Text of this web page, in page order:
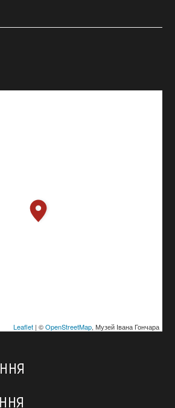
Leaflet| ©OpenStreetMap, Музей Івана Гончара